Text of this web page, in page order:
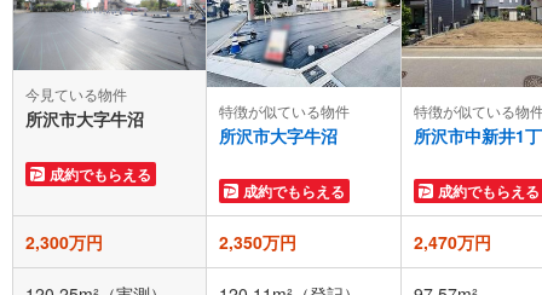
今見ている物件
所沢市大字牛沼
成約でもらえる
特徴が似ている物件
所沢市大字牛沼
成約でもらえる
特徴が似ている物
所沢市中新井1
成約でもらえる
2,300万円 2,350万円 2,470万円